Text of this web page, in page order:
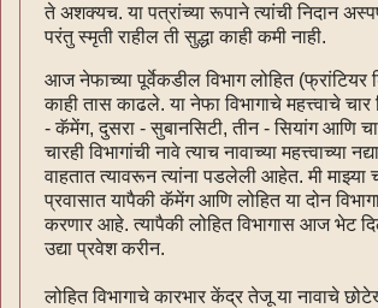
ते अशक्यच. या पत्रांच्या रूपाने त्यांची निदान
परंतु स्मृती राहील ती सुद्धा काही कमी नाही.
आज नेफाच्या पूर्वेकडील विभाग लोहित (फ्रांटियर
काही तास काढले. या नेफा विभागाचे महत्त्वाचे
- कॅमेंग, दुसरा - सुबानसिटी, तीन - सियांग आणि
चारही विभागांची नावे त्याच नावाच्या महत्त्वाच्या
वाहतात त्यावरून त्यांना पडलेली आहेत. मी माझ्या
प्रवासात यापैकी कॅमेंग आणि लोहित या दोन
करणार आहे. त्यापैकी लोहित विभागास आज भेट
उद्या प्रवेश करीन.
लोहित विभागाचे कारभार केंद्र तेजू या नावाचे